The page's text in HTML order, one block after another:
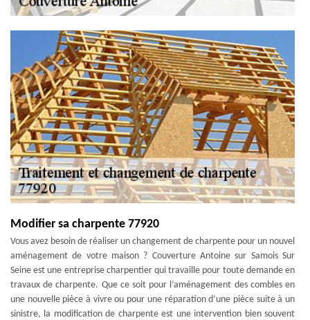
Modifier sa charpente 77920
Vous avez besoin de réaliser un changement de charpente pour un nouvel
aménagement de votre maison ? Couverture Antoine sur Samois Sur
Seine est une entreprise charpentier qui travaille pour toute demande en
travaux de charpente. Que ce soit pour l’aménagement des combles en
une nouvelle pièce à vivre ou pour une réparation d’une pièce suite à un
sinistre, la modification de charpente est une intervention bien souvent